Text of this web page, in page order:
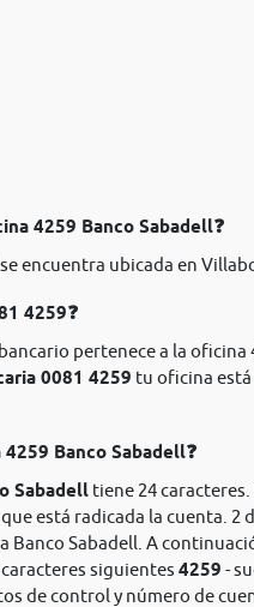
4259 Banco Sabadell❓
se encuentra ubicada en
4259❓
pertenece a la oficina
0081 4259 tu oficina está
Banco Sabadell❓
Sabadell tiene 24
está radicada la cuenta.
Banco Sabadell. A
siguientes 4259 -
de control y número de